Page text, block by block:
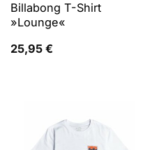
Billabong T-Shirt
»Lounge«
25,95 €